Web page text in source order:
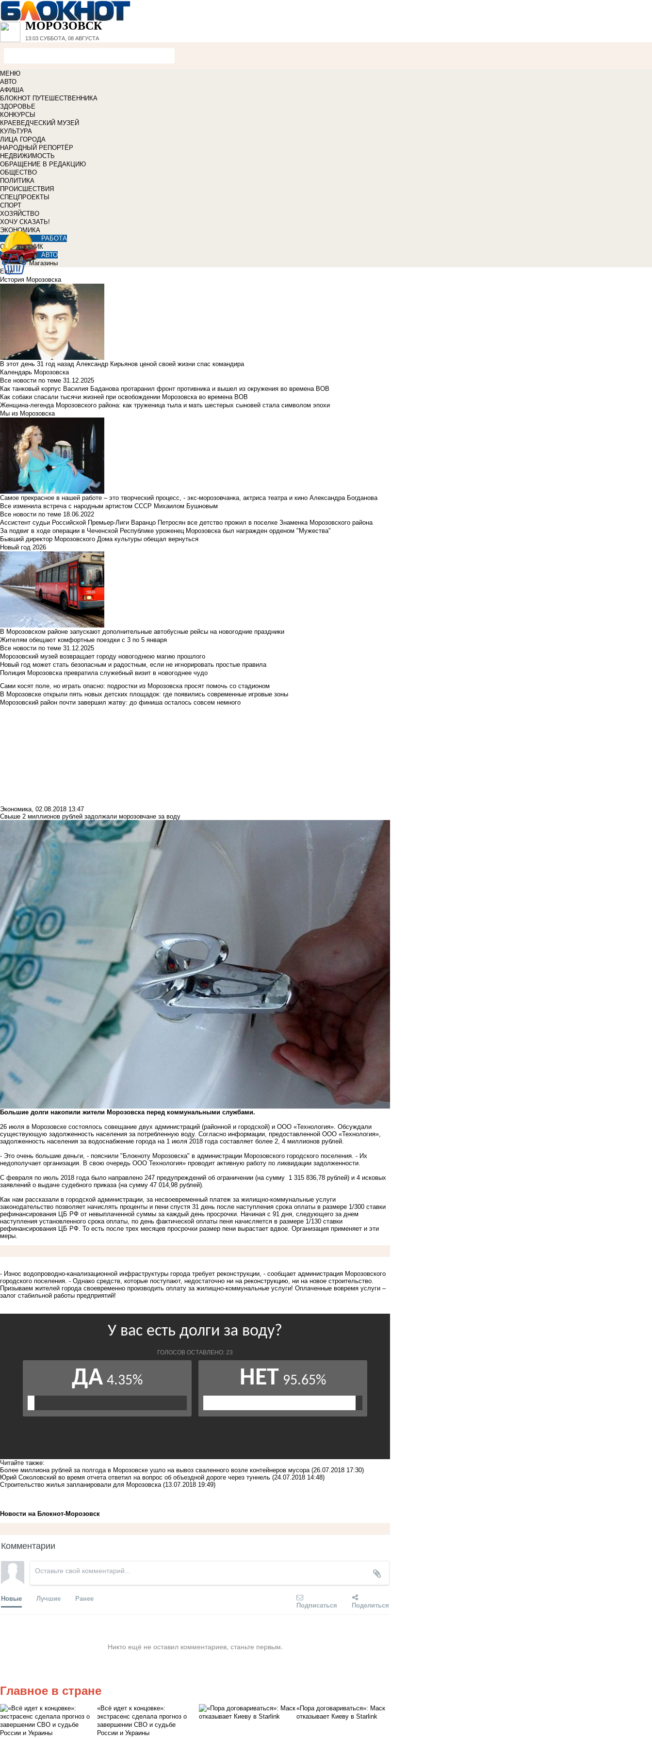
МОРОЗОВСК
13:03 СУББОТА, 08 АВГУСТА
МЕНЮ
АВТО
АФИША
БЛОКНОТ ПУТЕШЕСТВЕННИКА
ЗДОРОВЬЕ
КОНКУРСЫ
КРАЕВЕДЧЕСКИЙ МУЗЕЙ
КУЛЬТУРА
ЛИЦА ГОРОДА
НАРОДНЫЙ РЕПОРТЁР
НЕДВИЖИМОСТЬ
ОБРАЩЕНИЕ В РЕДАКЦИЮ
ОБЩЕСТВО
ПОЛИТИКА
ПРОИСШЕСТВИЯ
СПЕЦПРОЕКТЫ
СПОРТ
ХОЗЯЙСТВО
ХОЧУ СКАЗАТЬ!
ЭКОНОМИКА
РАБОТА
СПРАВОЧНИК
АВТО
Магазины
Еще
История Морозовска
В этот день 31 год назад Александр Кирьянов ценой своей жизни спас командира
Календарь Морозовска
Все новости по теме 31.12.2025
Как танковый корпус Василия Баданова протаранил фронт противника и вышел из окружения во времена ВОВ
Как собаки спасали тысячи жизней при освобождении Морозовска во времена ВОВ
Женщина-легенда Морозовского района: как труженица тыла и мать шестерых сыновей стала символом эпохи
Мы из Морозовска
Самое прекрасное в нашей работе – это творческий процесс, - экс-морозовчанка, актриса театра и кино Александра Богданова
Все изменила встреча с народным артистом СССР Михаилом Бушновым
Все новости по теме 18.06.2022
Ассистент судьи Российской Премьер-Лиги Варанцо Петросян все детство прожил в поселке Знаменка Морозовского района
За подвиг в ходе операции в Чеченской Республике уроженец Морозовска был награжден орденом "Мужества"
Бывший директор Морозовского Дома культуры обещал вернуться
Новый год 2026
В Морозовском районе запускают дополнительные автобусные рейсы на новогодние праздники
Жителям обещают комфортные поездки с 3 по 5 января
Все новости по теме 31.12.2025
Морозовский музей возвращает городу новогоднюю магию прошлого
Новый год может стать безопасным и радостным, если не игнорировать простые правила
Полиция Морозовска превратила служебный визит в новогоднее чудо
Сами косят поле, но играть опасно: подростки из Морозовска просят помочь со стадионом
В Морозовске открыли пять новых детских площадок: где появились современные игровые зоны
Морозовский район почти завершил жатву: до финиша осталось совсем немного
Экономика, 02.08.2018 13:47
Свыше 2 миллионов рублей задолжали морозовчане за воду
Большие долги накопили жители Морозовска перед коммунальными службами.
26 июля в Морозовске состоялось совещание двух администраций (районной и городской) и ООО «Технология». Обсуждали
существующую задолженность населения за потребленную воду. Согласно информации, предоставленной ООО «Технология»,
задолженность населения за водоснабжение города на 1 июля 2018 года составляет более 2, 4 миллионов рублей.
- Это очень большие деньги, - пояснили "Блокноту Морозовска" в администрации Морозовского городского поселения. - Их
недополучает организация. В свою очередь ООО Технология» проводит активную работу по ликвидации задолженности.
С февраля по июль 2018 года было направлено 247 предупреждений об ограничении (на сумму 1 315 836,78 рублей) и 4 исковых
заявлений о выдаче судебного приказа (на сумму 47 014,98 рублей).
Как нам рассказали в городской администрации, за несвоевременный платеж за жилищно-коммунальные услуги
законодательство позволяет начислять проценты и пени спустя 31 день после наступления срока оплаты в размере 1/300 ставки
рефинансирования ЦБ РФ от невыплаченной суммы за каждый день просрочки. Начиная с 91 дня, следующего за днем
наступления установленного срока оплаты, по день фактической оплаты пеня начисляется в размере 1/130 ставки
рефинансирования ЦБ РФ. То есть после трех месяцев просрочки размер пени вырастает вдвое. Организация применяет и эти
меры.
- Износ водопроводно-канализационной инфраструктуры города требует реконструкции, - сообщает администрация Морозовского
городского поселения. - Однако средств, которые поступают, недостаточно ни на реконструкцию, ни на новое строительство.
Призываем жителей города своевременно производить оплату за жилищно-коммунальные услуги! Оплаченные вовремя услуги –
залог стабильной работы предприятий!
Читайте также:
Более миллиона рублей за полгода в Морозовске ушло на вывоз сваленного возле контейнеров мусора (26.07.2018 17:30)
Юрий Соколовский во время отчета ответил на вопрос об объездной дороге через туннель (24.07.2018 14:48)
Строительство жилья запланировали для Морозовска (13.07.2018 19:49)
Новости на Блoкнoт-Морозовск
Комментарии
Новые Лучшие Ранее
Подписаться Поделиться
Никто ещё не оставил комментариев, станьте первым.
Главное в стране
«Всё идет к концовке»:
экстрасенс сделала прогноз о
завершении СВО и судьбе
России и Украины
«Пора договариваться»: Маск
отказывает Киеву в Starlink